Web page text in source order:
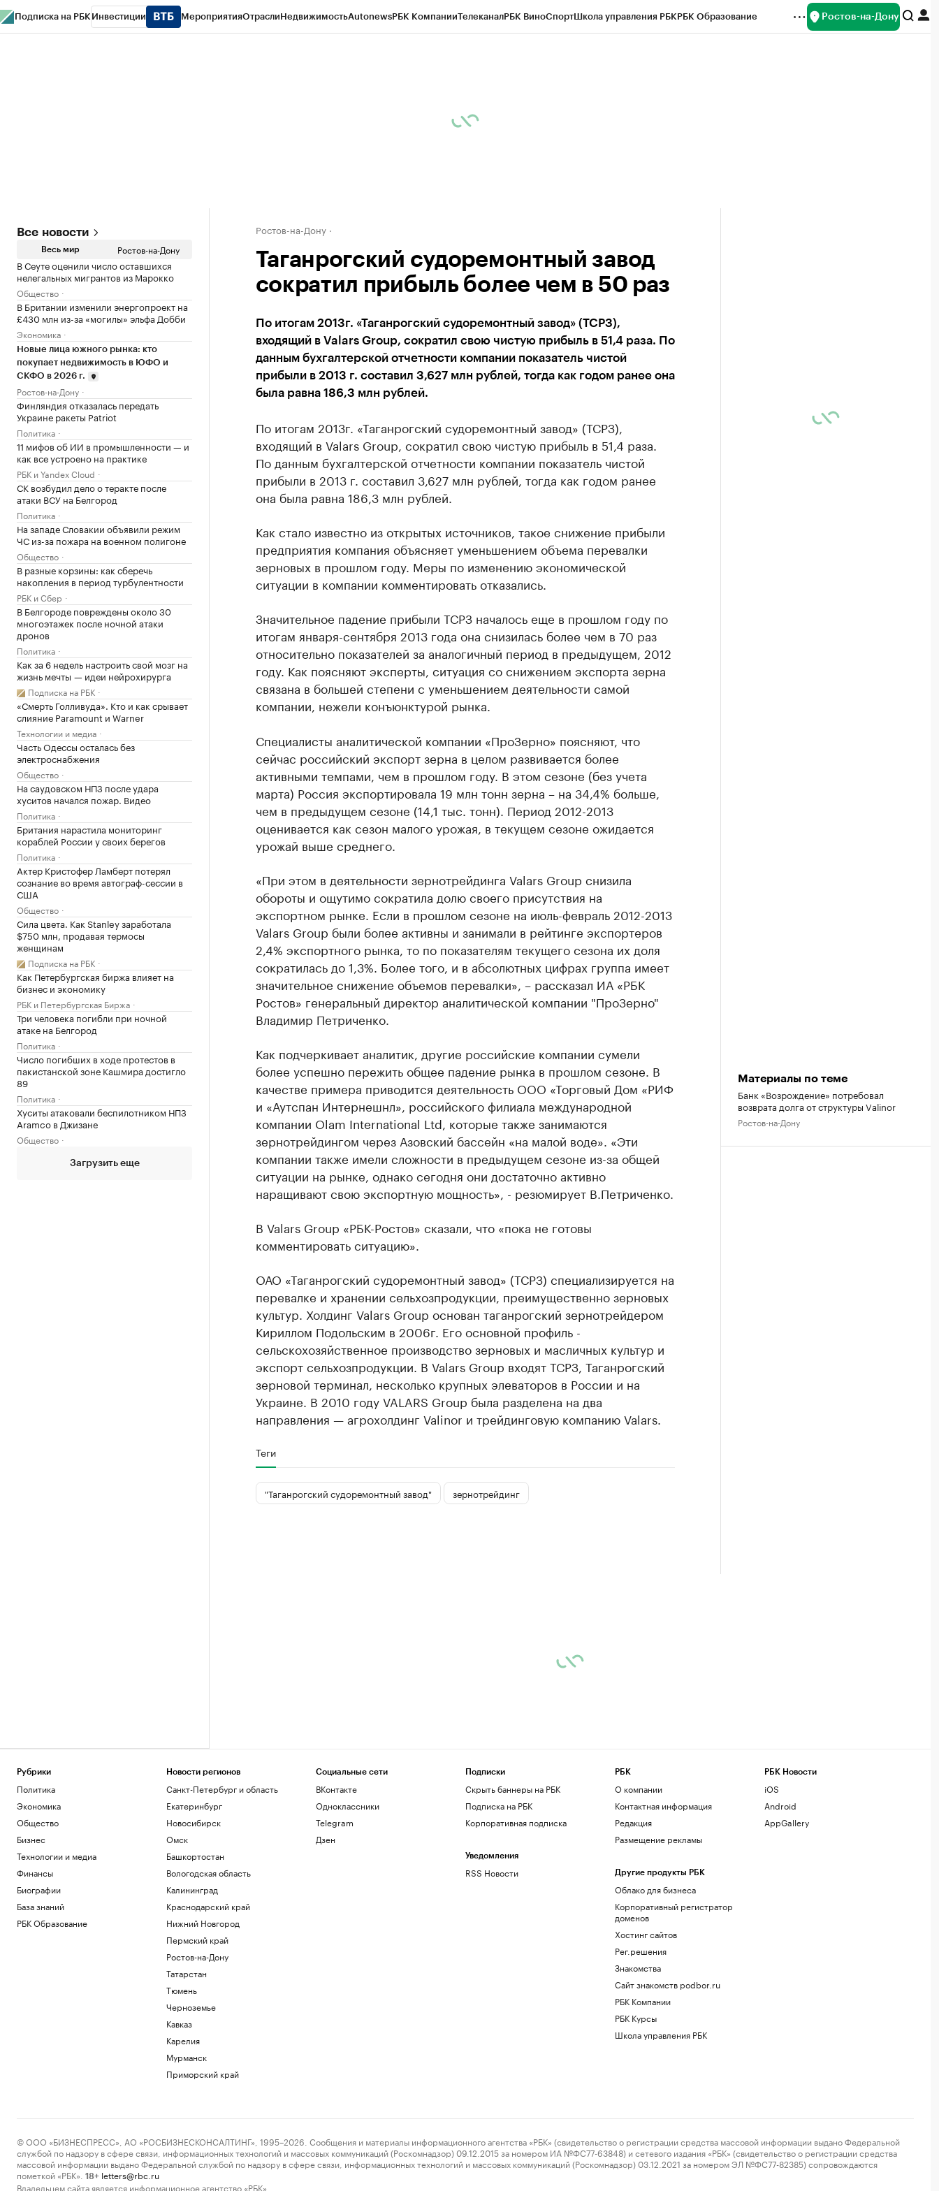
Подписка на РБК Инвестиции МероприятияОтраслиНедвижимостьAutonewsРБК КомпанииТелеканалРБК ВиноСпортШкола управления РБКРБК Образование Ростов-на-Дону
Все новости
Весь мир Ростов-на-Дону
В Сеуте оценили число оставшихся
нелегальных мигрантов из Марокко
Общество
В Британии изменили энергопроект на
£430 млн из-за «могилы» эльфа Добби
Экономика
Новые лица южного рынка: кто
покупает недвижимость в ЮФО и
СКФО в 2026 г.
Ростов-на-Дону
Финляндия отказалась передать
Украине ракеты Patriot
Политика
11 мифов об ИИ в промышленности — и
как все устроено на практике
РБК и Yandex Cloud
СК возбудил дело о теракте после
атаки ВСУ на Белгород
Политика
На западе Словакии объявили режим
ЧС из-за пожара на военном полигоне
Общество
В разные корзины: как сберечь
накопления в период турбулентности
РБК и Сбер
В Белгороде повреждены около 30
многоэтажек после ночной атаки
дронов
Политика
Как за 6 недель настроить свой мозг на
жизнь мечты — идеи нейрохирурга
Подписка на РБК
«Смерть Голливуда». Кто и как срывает
слияние Paramount и Warner
Технологии и медиа
Часть Одессы осталась без
электроснабжения
Общество
На саудовском НПЗ после удара
хуситов начался пожар. Видео
Политика
Британия нарастила мониторинг
кораблей России у своих берегов
Политика
Актер Кристофер Ламберт потерял
сознание во время автограф-сессии в
США
Общество
Сила цвета. Как Stanley заработала
$750 млн, продавая термосы
женщинам
Подписка на РБК
Как Петербургская биржа влияет на
бизнес и экономику
РБК и Петербургская Биржа
Три человека погибли при ночной
атаке на Белгород
Политика
Число погибших в ходе протестов в
пакистанской зоне Кашмира достигло
89
Политика
Хуситы атаковали беспилотником НПЗ
Aramco в Джизане
Общество
Загрузить еще
Ростов-на-Дону
Таганрогский судоремонтный завод
сократил прибыль более чем в 50 раз
По итогам 2013г. «Таганрогский судоремонтный завод» (ТСРЗ),
входящий в Valars Group, сократил свою чистую прибыль в 51,4 раза. По
данным бухгалтерской отчетности компании показатель чистой
прибыли в 2013 г. составил 3,627 млн рублей, тогда как годом ранее она
была равна 186,3 млн рублей.
По итогам 2013г. «Таганрогский судоремонтный завод» (ТСРЗ),
входящий в Valars Group, сократил свою чистую прибыль в 51,4 раза.
По данным бухгалтерской отчетности компании показатель чистой
прибыли в 2013 г. составил 3,627 млн рублей, тогда как годом ранее
она была равна 186,3 млн рублей.
Как стало известно из открытых источников, такое снижение прибыли
предприятия компания объясняет уменьшением объема перевалки
зерновых в прошлом году. Меры по изменению экономической
ситуации в компании комментировать отказались.
Значительное падение прибыли ТСРЗ началось еще в прошлом году по
итогам января-сентября 2013 года она снизилась более чем в 70 раз
относительно показателей за аналогичный период в предыдущем, 2012
году. Как поясняют эксперты, ситуация со снижением экспорта зерна
связана в большей степени с уменьшением деятельности самой
компании, нежели конъюнктурой рынка.
Специалисты аналитической компании «ПроЗерно» поясняют, что
сейчас российский экспорт зерна в целом развивается более
активными темпами, чем в прошлом году. В этом сезоне (без учета
марта) Россия экспортировала 19 млн тонн зерна – на 34,4% больше,
чем в предыдущем сезоне (14,1 тыс. тонн). Период 2012-2013
оценивается как сезон малого урожая, в текущем сезоне ожидается
урожай выше среднего.
«При этом в деятельности зернотрейдинга Valars Group снизила
обороты и ощутимо сократила долю своего присутствия на
экспортном рынке. Если в прошлом сезоне на июль-февраль 2012-2013
Valars Group были более активны и занимали в рейтинге экспортеров
2,4% экспортного рынка, то по показателям текущего сезона их доля
сократилась до 1,3%. Более того, и в абсолютных цифрах группа имеет
значительное снижение объемов перевалки», – рассказал ИА «РБК
Ростов» генеральный директор аналитической компании "ПроЗерно"
Владимир Петриченко.
Как подчеркивает аналитик, другие российские компании сумели
более успешно пережить общее падение рынка в прошлом сезоне. В
качестве примера приводится деятельность ООО «Торговый Дом «РИФ
и «Аутспан Интернешнл», российского филиала международной
компании Olam International Ltd, которые также занимаются
зернотрейдингом через Азовский бассейн «на малой воде». «Эти
компании также имели сложности в предыдущем сезоне из-за общей
ситуации на рынке, однако сегодня они достаточно активно
наращивают свою экспортную мощность», - резюмирует В.Петриченко.
В Valars Group «РБК-Ростов» сказали, что «пока не готовы
комментировать ситуацию».
ОАО «Таганрогский судоремонтный завод» (ТСРЗ) специализируется на
перевалке и хранении сельхозпродукции, преимущественно зерновых
культур. Холдинг Valars Group основан таганрогский зернотрейдером
Кириллом Подольским в 2006г. Его основной профиль -
сельскохозяйственное производство зерновых и масличных культур и
экспорт сельхозпродукции. В Valars Group входят ТСРЗ, Таганрогский
зерновой терминал, несколько крупных элеваторов в России и на
Украине. В 2010 году VALARS Group была разделена на два
направления — агрохолдинг Valinor и трейдинговую компанию Valars.
Теги
"Таганрогский судоремонтный завод" зернотрейдинг
Материалы по теме
Банк «Возрождение» потребовал
возврата долга от структуры Valinor
Ростов-на-Дону
Рубрики
Политика
Экономика
Общество
Бизнес
Технологии и медиа
Финансы
Биографии
База знаний
РБК Образование
Новости регионов
Санкт-Петербург и область
Екатеринбург
Новосибирск
Омск
Башкортостан
Вологодская область
Калининград
Краснодарский край
Нижний Новгород
Пермский край
Ростов-на-Дону
Татарстан
Тюмень
Черноземье
Кавказ
Карелия
Мурманск
Приморский край
Социальные сети
ВКонтакте
Одноклассники
Telegram
Дзен
Подписки
Скрыть баннеры на РБК
Подписка на РБК
Корпоративная подписка
Уведомления
RSS Новости
РБК
О компании
Контактная информация
Редакция
Размещение рекламы
Другие продукты РБК
Облако для бизнеса
Корпоративный регистратор
доменов
Хостинг сайтов
Рег.решения
Знакомства
Сайт знакомств podbor.ru
РБК Компании
РБК Курсы
Школа управления РБК
РБК Новости
iOS
Android
AppGallery
© ООО «БИЗНЕСПРЕСС», АО «РОСБИЗНЕСКОНСАЛТИНГ», 1995–2026. Сообщения и материалы информационного агентства «РБК» (свидетельство о регистрации средства массовой информации выдано Федеральной
службой по надзору в сфере связи, информационных технологий и массовых коммуникаций (Роскомнадзор) 09.12.2015 за номером ИА №ФС77-63848) и сетевого издания «РБК» (свидетельство о регистрации средства
массовой информации выдано Федеральной службой по надзору в сфере связи, информационных технологий и массовых коммуникаций (Роскомнадзор) 03.12.2021 за номером ЭЛ №ФС77-82385) сопровождаются
пометкой «РБК».
18+ letters@rbc.ru
Владельцем сайта является информационное агентство «РБК».